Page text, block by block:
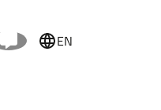
EN